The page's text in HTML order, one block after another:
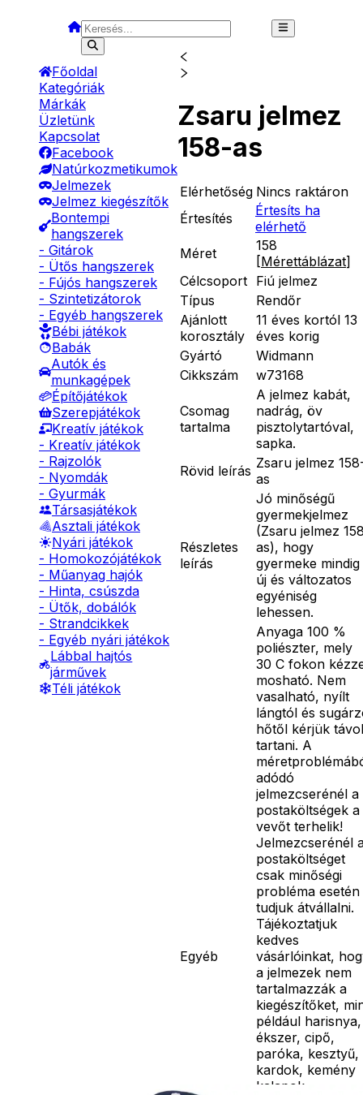
Főoldal
Kategóriák
Márkák
Üzletünk
Kapcsolat
Facebook
Natúrkozmetikumok
Jelmezek
Jelmez kiegészítők
Bontempi
hangszerek
- Gitárok
- Ütős hangszerek
- Fújós hangszerek
- Szintetizátorok
- Egyéb hangszerek
Bébi játékok
Babák
Autók és
munkagépek
Építőjátékok
Szerepjátékok
Kreatív játékok
- Kreatív játékok
- Rajzolók
- Nyomdák
- Gyurmák
Társasjátékok
Asztali játékok
Nyári játékok
- Homokozójátékok
- Műanyag hajók
- Hinta, csúszda
- Ütők, dobálók
- Strandcikkek
- Egyéb nyári játékok
Lábbal hajtós
járművek
Téli játékok
Zsaru jelmez
158-as
Elérhetőség Nincs raktáron
Értesítés
Értesíts ha
elérhető
Méret
158
[Mérettáblázat]
Célcsoport Fiú jelmez
Típus
Rendőr
Ajánlott
korosztály
11 éves kortól 13
éves korig
Gyártó
Widmann
Cikkszám
w73168
Csomag
tartalma
A jelmez kabát,
nadrág, öv
pisztolytartóval,
sapka.
Rövid leírás Zsaru jelmez
as
Részletes
leírás
Jó minőségű
gyermekjelmez
(Zsaru jelmez
as), hogy
gyermeke mindig
új és változatos
egyéniség
lehessen.
Egyéb
Anyaga 100 %
poliészter, mely
30 C fokon
mosható. Nem
vasalható, nyílt
lángtól és
hőtől kérjük távol
tartani. A
adódó
jelmezcserénél a
postaköltségek a
vevőt terhelik!
Jelmezcserénél
postaköltséget
csak minőségi
probléma esetén
tudjuk átvállalni.
Tájékoztatjuk
kedves
vásárlóinkat,
a jelmezek nem
tartalmazzák a
kiegészítőket,
például harisnya,
ékszer, cipő,
paróka, kesztyű,
kardok, kemény
kalapok,